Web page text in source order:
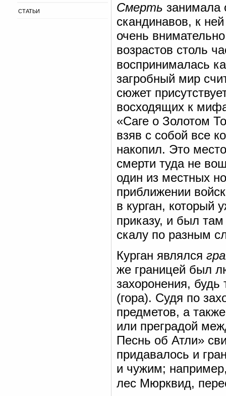
СТАТЬИ
Смерть занимала
скандинавов, к
очень
возрастов столь
воспринималась
загробный мир
сюжет
восходящих к
«Саге о Золотом
взяв с собой все
накопил. Это
смерти туда не
один из местных
приближении
в курган, который
приказу, и был
скалу по разным
Курган являлся
же границей был
захоронения,
(гора). Судя по
предметов, а
или преградой
Песнь об Атли»
придавалось и
и чужим;
лес Мюрквид,